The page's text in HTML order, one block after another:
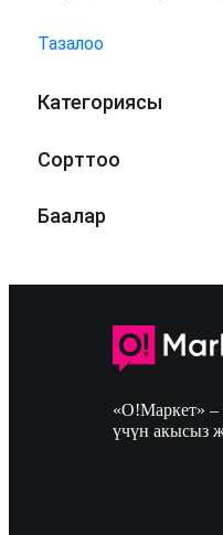
Тазалоо
Категориясы
Сорттоо
Баалар
«О!Маркет» –
үчүн акысыз